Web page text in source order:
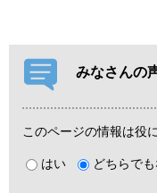
みなさんの
このページの情報は役
はい どちらで